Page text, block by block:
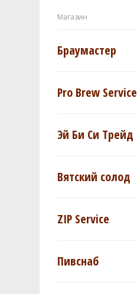
Магазин
Браумастер
Pro Brew Service
Эй Би Си Трейд
Вятский солод
ZIP Service
Пивснаб